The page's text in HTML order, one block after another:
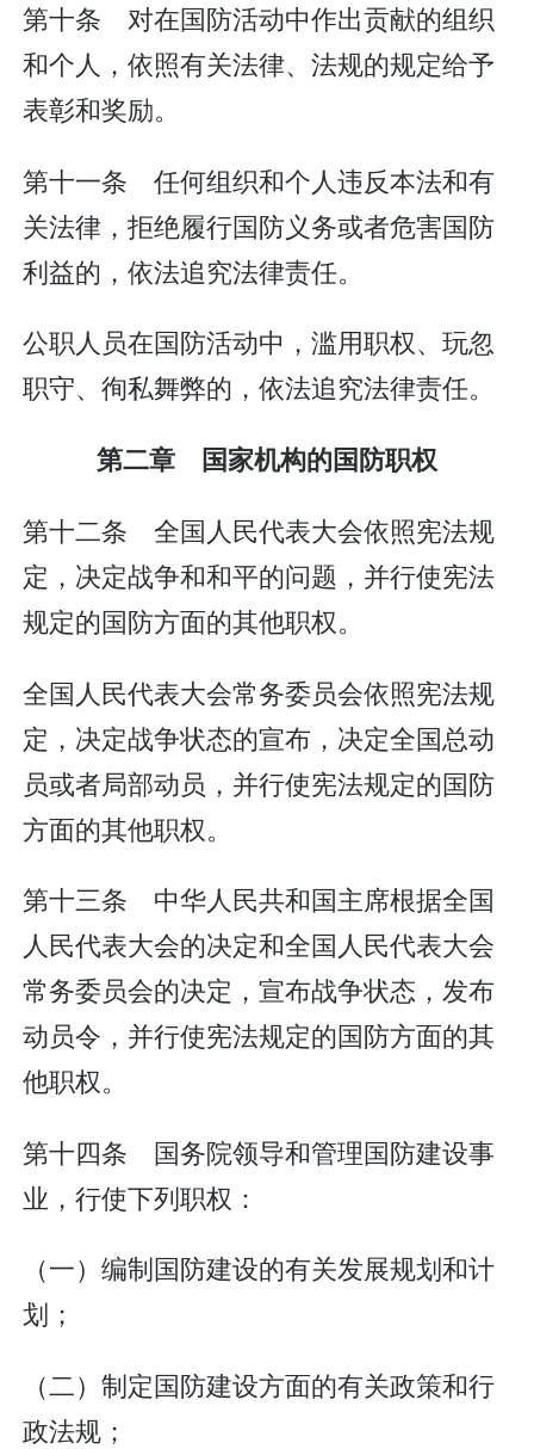
第十条 对在国防活动中作出贡献的组织
和个人，依照有关法律、法规的规定给予
表彰和奖励。
第十一条 任何组织和个人违反本法和有
关法律，拒绝履行国防义务或者危害国防
利益的，依法追究法律责任。
公职人员在国防活动中，滥用职权、玩忽
职守、徇私舞弊的，依法追究法律责任。
第二章 国家机构的国防职权
第十二条 全国人民代表大会依照宪法规
定，决定战争和和平的问题，并行使宪法
规定的国防方面的其他职权。
全国人民代表大会常务委员会依照宪法规
定，决定战争状态的宣布，决定全国总动
员或者局部动员，并行使宪法规定的国防
方面的其他职权。
第十三条 中华人民共和国主席根据全国
人民代表大会的决定和全国人民代表大会
常务委员会的决定，宣布战争状态，发布
动员令，并行使宪法规定的国防方面的其
他职权。
第十四条 国务院领导和管理国防建设事
业，行使下列职权：
（一）编制国防建设的有关发展规划和计
划；
（二）制定国防建设方面的有关政策和行
政法规；